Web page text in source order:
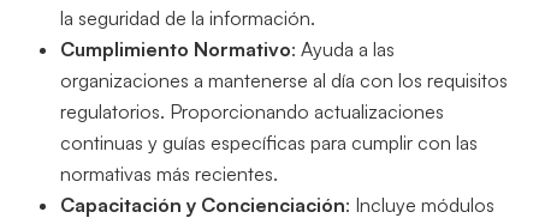
la seguridad de la información.
Cumplimiento Normativo: Ayuda a las
organizaciones a mantenerse al día con los requisitos
regulatorios. Proporcionando actualizaciones
continuas y guías específicas para cumplir con las
normativas más recientes.
Capacitación y Concienciación: Incluye módulos